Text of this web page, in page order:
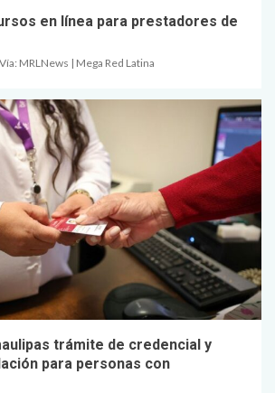
en línea para prestadores de
Vía: MRLNews | Mega Red Latina
trámite de credencial y
para personas con